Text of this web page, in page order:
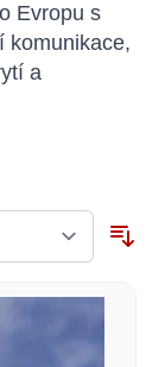
Evropu s
komunikace,
a